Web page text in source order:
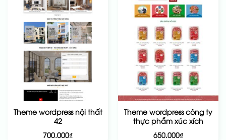
Theme wordpress nội thất
42
700.000₫
Theme wordpress công ty
thực phẩm xúc xích
650.000₫